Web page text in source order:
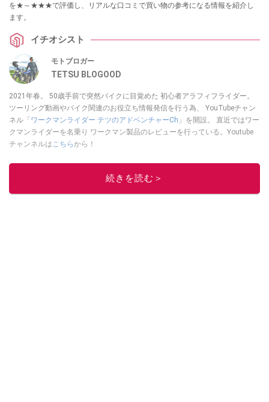
を★～★★★で評価し、リアルな口コミで買い物の参考になる情報を紹介し
ます。
イチオシスト
モトブロガー
TETSU BLOGOOD
2021年春。 50歳手前で突然バイクに目覚めた 初心者アラフィフライダー。
ツーリング動画やバイク関連のお役立ち情報発信を行う為、 YouTubeチャン
ネル「ワークマンライダー テツのアドベンチャーCh 」を開設。 直近ではワー
クマンライダーを名乗り ワークマン製品のレビューを行っている。Youtube
チャンネルは こちらから！
このイチオシストの他の記事を読む
続きを読む＞